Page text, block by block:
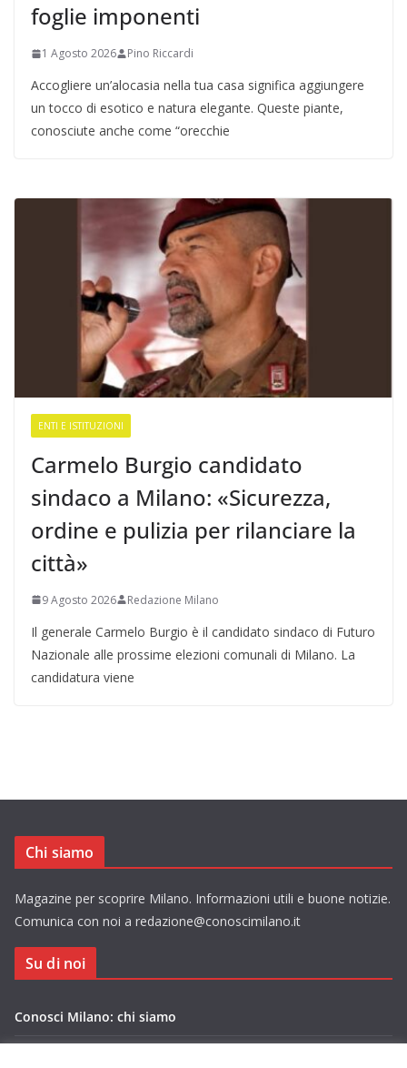
foglie imponenti
1 Agosto 2026 Pino Riccardi
Accogliere un’alocasia nella tua casa significa aggiungere
un tocco di esotico e natura elegante. Queste piante,
conosciute anche come “orecchie
ENTI E ISTITUZIONI
Carmelo Burgio candidato
sindaco a Milano: «Sicurezza,
ordine e pulizia per rilanciare la
città»
9 Agosto 2026 Redazione Milano
Il generale Carmelo Burgio è il candidato sindaco di Futuro
Nazionale alle prossime elezioni comunali di Milano. La
candidatura viene
Chi siamo
Magazine per scoprire Milano. Informazioni utili e buone notizie.
Comunica con noi a redazione@conoscimilano.it
Su di noi
Conosci Milano: chi siamo